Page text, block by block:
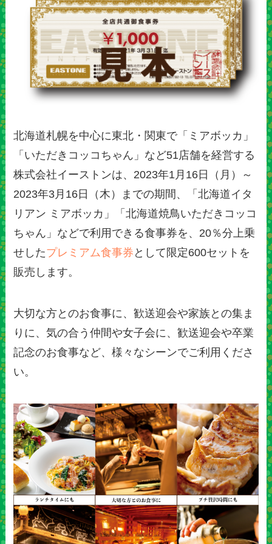
北海道札幌を中心に東北・関東で「ミアボッカ」
「いただきコッコちゃん」など51店舗を経営する
株式会社イーストンは、2023年1月16日（月）～
2023年3月16日（木）までの期間、「北海道イタ
リアン ミアボッカ」「北海道焼鳥いただきコッコ
ちゃん」などで利用できる食事券を、20％分上乗
せしたプレミアム食事券 として限定600セットを
販売します。
大切な方とのお食事に、歓送迎会や家族との集ま
りに、気の合う仲間や女子会に、歓送迎会や卒業
記念のお食事など、様々なシーンでご利用くださ
い。